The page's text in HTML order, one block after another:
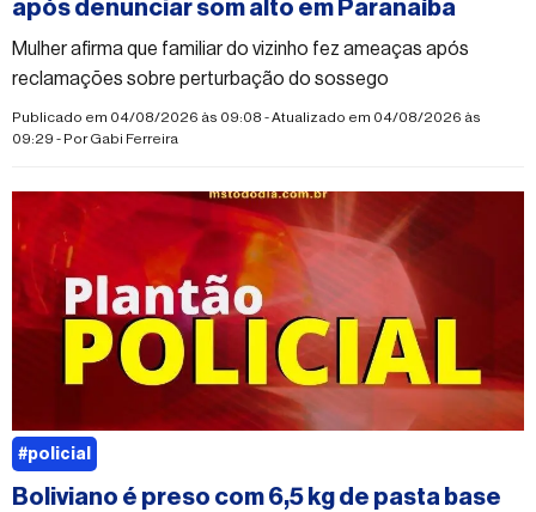
após denunciar som alto em Paranaíba
Mulher afirma que familiar do vizinho fez ameaças após
reclamações sobre perturbação do sossego
Publicado em 04/08/2026 às 09:08 - Atualizado em 04/08/2026 às
09:29 - PorGabi Ferreira
Boliviano é preso com 6,5 kg de pasta base
#policial